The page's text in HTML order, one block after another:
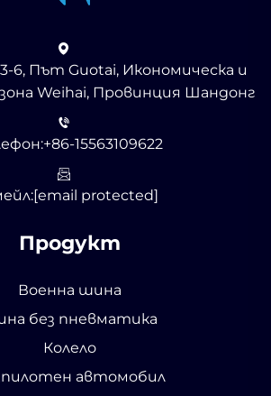
6, Път Guotai, Икономическа и
Weihai, Провинция Шандонг
+86-15563109622
[email protected]
Продукт
Военна шина
без пневматика
Колело
автомобил